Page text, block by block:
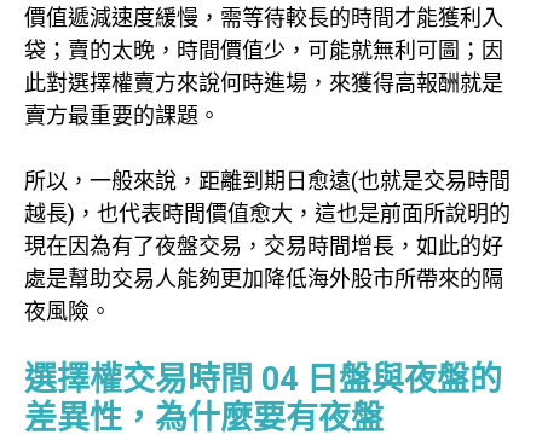
價值遞減速度緩慢，需等待較長的時間才能獲利入
袋；賣的太晚，時間價值少，可能就無利可圖；因
此對選擇權賣方來說何時進場，來獲得高報酬就是
賣方最重要的課題。
所以，一般來說，距離到期日愈遠(也就是交易時間
越長)，也代表時間價值愈大，這也是前面所說明的
現在因為有了夜盤交易，交易時間增長，如此的好
處是幫助交易人能夠更加降低海外股市所帶來的隔
夜風險。
選擇權交易時間 04 日盤與夜盤的
差異性，為什麼要有夜盤